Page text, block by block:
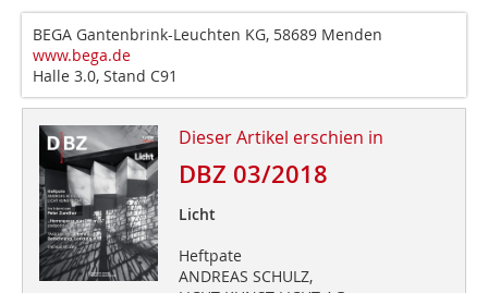
BEGA Gantenbrink-Leuchten KG, 58689 Menden
www.bega.de
Halle 3.0, Stand C91
Dieser Artikel erschien in
DBZ 03/2018
Licht
Heftpate
ANDREAS SCHULZ,